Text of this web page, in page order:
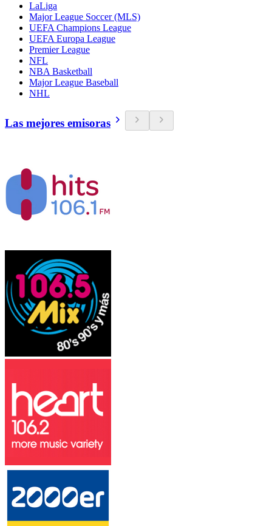
LaLiga
Major League Soccer (MLS)
UEFA Champions League
UEFA Europa League
Premier League
NFL
NBA Basketball
Major League Baseball
NHL
Las mejores emisoras